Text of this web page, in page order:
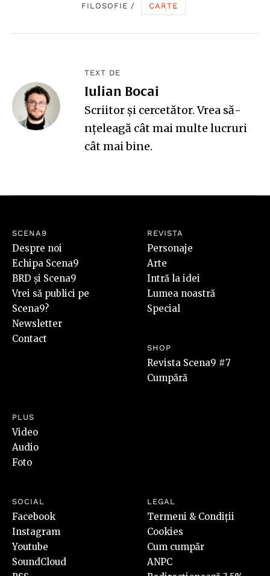
FILOSOFIE / CARTE
TEXT DE
Iulian Bocai
Scriitor și cercetător. Vrea să-
nțeleagă cât mai multe lucruri
cât mai bine.
SCENA9
Despre noi
Echipa Scena9
BRD și Scena9
Vrei să publici pe
Scena9?
Newsletter
Contact
REVISTA
Personaje
Arte
Intră la idei
Lumea noastră
Special
SHOP
Revista Scena9 #7
Cumpără
PLUS
Video
Audio
Foto
SOCIAL
Facebook
Instagram
Youtube
SoundCloud
LEGAL
Termeni & Condiții
Cookies
Cum cumpăr
ANPC